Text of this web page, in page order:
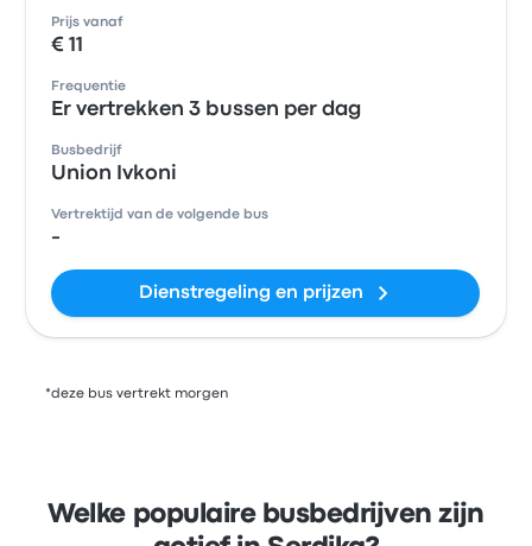
Prijs vanaf
€ 11
Frequentie
Er vertrekken 3 bussen per dag
Busbedrijf
Union Ivkoni
Vertrektijd van de volgende bus
-
Dienstregeling en prijzen
*deze bus vertrekt morgen
Welke populaire busbedrijven zijn